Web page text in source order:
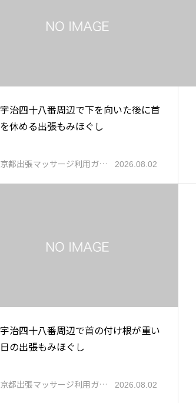
宇治四十八番周辺で下を向いた後に首
を休める出張もみほぐし
京都出張マッサージ利用ガ… 2026.08.02
宇治四十八番周辺で首の付け根が重い
日の出張もみほぐし
京都出張マッサージ利用ガ… 2026.08.02